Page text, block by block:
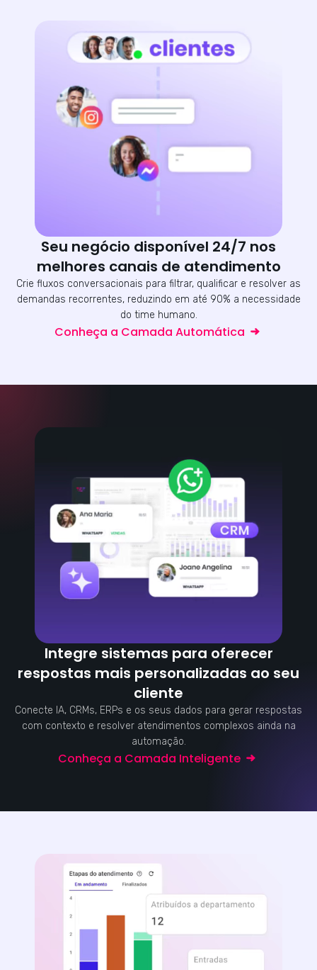
Seu negócio disponível 24/7 nos
melhores canais de atendimento
Crie fluxos conversacionais para filtrar, qualificar e resolver as
demandas recorrentes, reduzindo em até 90% a necessidade
do time humano.
Conheça a Camada Automática
Integre sistemas para oferecer
respostas mais personalizadas ao seu
cliente
Conecte IA, CRMs, ERPs e os seus dados para gerar respostas
com contexto e resolver atendimentos complexos ainda na
automação.
Conheça a Camada Inteligente